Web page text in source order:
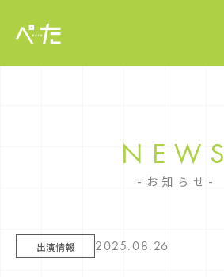
NEWS
お知らせ
出演情報 2025.08.26